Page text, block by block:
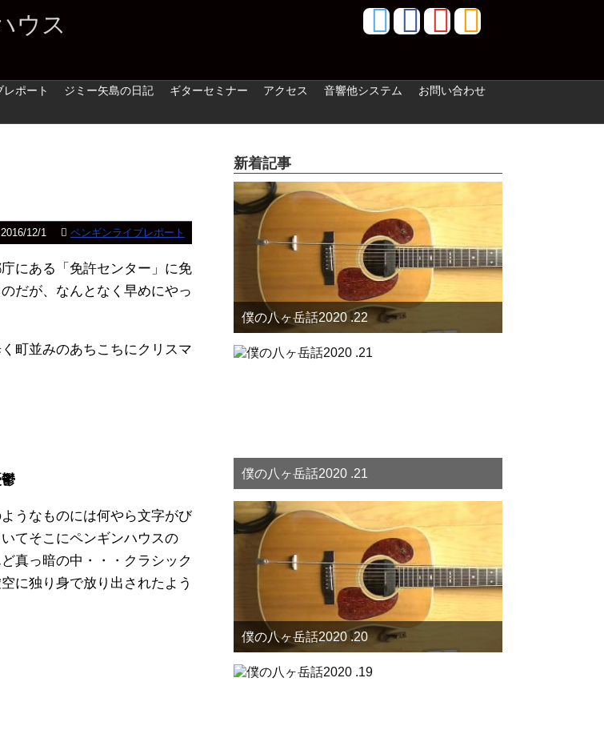
ウス
ポート ジミー矢島の日記 ギターセミナー アクセス 音響他システム
お問い合わせ
2016/12/1 ペンギンライブレポート
にある「免許センター」に免
だが、なんとなく早めにやっ
町並みのあちこちにクリスマ
うなものには何やら文字がび
てそこにペンギンハウスの
真っ暗の中・・・クラシック
に独り身で放り出されたよう
新着記事
僕の八ヶ岳話2020 .22
僕の八ヶ岳話2020 .21
僕の八ヶ岳話2020 .20